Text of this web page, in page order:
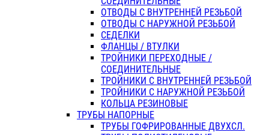
ОТВОДЫ С ВНУТРЕННЕЙ РЕЗЬБОЙ
ОТВОДЫ С НАРУЖНОЙ РЕЗЬБОЙ
СЕДЕЛКИ
ФЛАНЦЫ / ВТУЛКИ
ТРОЙНИКИ ПЕРЕХОДНЫЕ /
СОЕДИНИТЕЛЬНЫЕ
ТРОЙНИКИ С ВНУТРЕННЕЙ РЕЗЬБОЙ
ТРОЙНИКИ С НАРУЖНОЙ РЕЗЬБОЙ
КОЛЬЦА РЕЗИНОВЫЕ
ТРУБЫ НАПОРНЫЕ
ТРУБЫ ГОФРИРОВАННЫЕ ДВУХСЛ.